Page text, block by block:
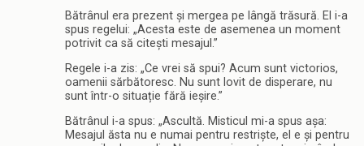
Bătrânul era prezent și mergea pe lângă trăsură. El i-a
spus regelui: „Acesta este de asemenea un moment
potrivit ca să citești mesajul.”
Regele i-a zis: „Ce vrei să spui? Acum sunt victorios,
oamenii sărbătoresc. Nu sunt lovit de disperare, nu
sunt într-o situație fără ieșire.”
Bătrânul i-a spus: „Ascultă. Misticul mi-a spus așa:
Mesajul ăsta nu e numai pentru restriște, el e și pentru